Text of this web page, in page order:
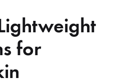
for